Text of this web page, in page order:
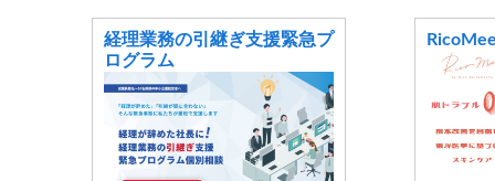
経理業務の引継ぎ支援緊急プ
ログラム